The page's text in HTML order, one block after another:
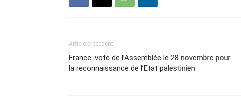
Article précédent
France: vote de l’Assemblée le 28 novembre pour
la reconnaissance de l’Etat palestinien